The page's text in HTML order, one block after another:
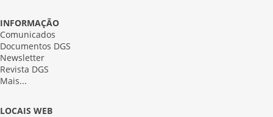
INFORMAÇÃO
Comunicados
Documentos DGS
Newsletter
Revista DGS
Mais...
LOCAIS WEB